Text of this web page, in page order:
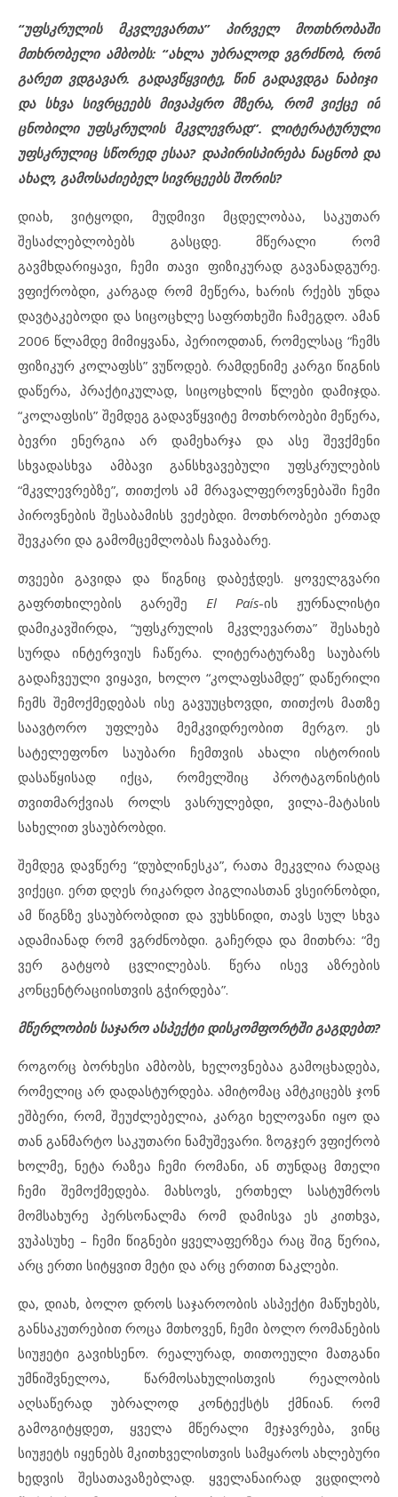
“უფსკრულის მკვლევართა” პირველ მოთხრობაში
მთხრობელი ამბობს: “ახლა უბრალოდ ვგრძნობ, რომ
გარეთ ვდგავარ. გადავწყვიტე, წინ გადავდგა ნაბიჯი
და სხვა სივრცეებს მივაპყრო მზერა, რომ ვიქცე იმ
ცნობილი უფსკრულის მკვლევრად”. ლიტერატურული
უფსკრულიც სწორედ ესაა? დაპირისპირება ნაცნობ და
ახალ, გამოსაძიებელ სივრცეებს შორის?
დიახ, ვიტყოდი, მუდმივი მცდელობაა, საკუთარ
შესაძლებლობებს გასცდე. მწერალი რომ
გავმხდარიყავი, ჩემი თავი ფიზიკურად გავანადგურე.
ვფიქრობდი, კარგად რომ მეწერა, ხარის რქებს უნდა
დავტაკებოდი და სიცოცხლე საფრთხეში ჩამეგდო. ამან
2006 წლამდე მიმიყვანა, პერიოდთან, რომელსაც “ჩემს
ფიზიკურ კოლაფსს” ვუწოდებ. რამდენიმე კარგი წიგნის
დაწერა, პრაქტიკულად, სიცოცხლის წლები დამიჯდა.
“კოლაფსის” შემდეგ გადავწყვიტე მოთხრობები მეწერა,
ბევრი ენერგია არ დამეხარჯა და ასე შევქმენი
სხვადასხვა ამბავი განსხვავებული უფსკრულების
“მკვლევრებზე”, თითქოს ამ მრავალფეროვნებაში ჩემი
პიროვნების შესაბამისს ვეძებდი. მოთხრობები ერთად
შევკარი და გამომცემლობას ჩავაბარე.
თვეები გავიდა და წიგნიც დაბეჭდეს. ყოველგვარი
გაფრთხილების გარეშე El País-ის ჟურნალისტი
დამიკავშირდა, “უფსკრულის მკვლევართა” შესახებ
სურდა ინტერვიუს ჩაწერა. ლიტერატურაზე საუბარს
გადაჩვეული ვიყავი, ხოლო “კოლაფსამდე” დაწერილი
ჩემს შემოქმედებას ისე გავუუცხოვდი, თითქოს მათზე
საავტორო უფლება მემკვიდრეობით მერგო. ეს
სატელეფონო საუბარი ჩემთვის ახალი ისტორიის
დასაწყისად იქცა, რომელშიც პროტაგონისტის
თვითმარქვიას როლს ვასრულებდი, ვილა-მატასის
სახელით ვსაუბრობდი.
შემდეგ დავწერე “დუბლინესკა”, რათა მეკვლია რადაც
ვიქეცი. ერთ დღეს რიკარდო პიგლიასთან ვსეირნობდი,
ამ წიგნზე ვსაუბრობდით და ვუხსნიდი, თავს სულ სხვა
ადამიანად რომ ვგრძნობდი. გაჩერდა და მითხრა: “მე
ვერ გატყობ ცვლილებას. წერა ისევ აზრების
კონცენტრაციისთვის გჭირდება”.
მწერლობის საჯარო ასპექტი დისკომფორტში გაგდებთ?
როგორც ბორხესი ამბობს, ხელოვნებაა გამოცხადება,
რომელიც არ დადასტურდება. ამიტომაც ამტკიცებს ჯონ
ეშბერი, რომ, შეუძლებელია, კარგი ხელოვანი იყო და
თან განმარტო საკუთარი ნამუშევარი. ზოგჯერ ვფიქრობ
ხოლმე, ნეტა რაზეა ჩემი რომანი, ან თუნდაც მთელი
ჩემი შემოქმედება. მახსოვს, ერთხელ სასტუმროს
მომსახურე პერსონალმა რომ დამისვა ეს კითხვა,
ვუპასუხე – ჩემი წიგნები ყველაფერზეა რაც შიგ წერია,
არც ერთი სიტყვით მეტი და არც ერთით ნაკლები.
და, დიახ, ბოლო დროს საჯაროობის ასპექტი მაწუხებს,
განსაკუთრებით როცა მთხოვენ, ჩემი ბოლო რომანების
სიუჟეტი გავიხსენო. რეალურად, თითოეული მათგანი
უმნიშვნელოა, წარმოსახულისთვის რეალობის
აღსაწერად უბრალოდ კონტექსტს ქმნიან. რომ
გამოგიტყდეთ, ყველა მწერალი მეჯავრება, ვინც
სიუჟეტს იყენებს მკითხველისთვის სამყაროს ახლებური
ხედვის შესათავაზებლად. ყველანაირად ვცდილობ